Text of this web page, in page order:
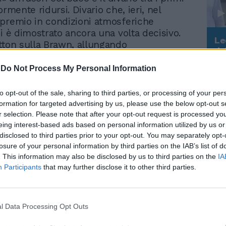
Do Not Process My Personal Information
opt-out of the sale, sharing to third parties, or processing of your
for targeted advertising by us, please use the below opt-out
selection. Please note that after your opt-out request is processed
interest-based ads based on personal information utilized by us
to third parties prior to your opt-out. You may separately
of your personal information by third parties on the IAB’s list of
This information may also be disclosed by us to third parties on the
Participants that may further disclose it to other third parties.
Data Processing Opt Outs
ridursi. Divario che, ieri, nel
in condizioni atmosferiche
è dimostrato ancora una volta decisivo.
sulla Brawn, allungando
e terzo Jarno Trulli, che partiva dalla pole
Il tutto in un gran premio che, senza la
perso anche tutte le emozioni che
le prime tra gare.
i progetti di Ecclestone e Mosley,
tornata la «Formula Noia» degli ultimi
più importanti tutti decisi ai box e
gara a farla da padrone. In partenza
da Glock, Button supera Vettel e
l'alettone anteriore e deve
Trump, Meloni e la strategia